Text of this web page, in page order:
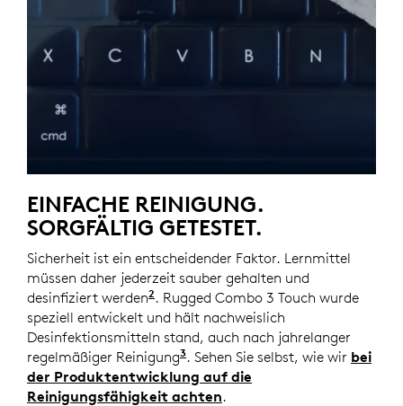
EINFACHE REINIGUNG.
SORGFÄLTIG GETESTET.
Sicherheit ist ein entscheidender Faktor. Lernmittel
müssen daher jederzeit sauber gehalten und
desinfiziert werden2 Wir empfehlen, hierfür ein
. Rugged Combo 3 Touch wurde
speziell entwickelt und hält nachweislich
Desinfektionsmitteln stand, auch nach jahrelanger
regelmäßiger Reinigung3Basierend auf
. Sehen Sie selbst, wie wir bei
der Produktentwicklung auf die
Reinigungsfähigkeit achten.